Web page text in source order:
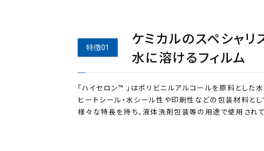
ケミカルのスペシャリ
水に溶けるフィルム
「ハイセロン™ 」はポリビニルアルコールを原料とした水
ヒートシール・水シール性や印刷性などの包装材料と